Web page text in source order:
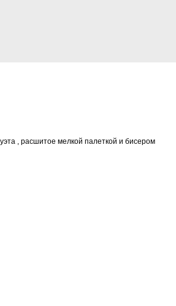
, расшитое мелкой палеткой и бисером